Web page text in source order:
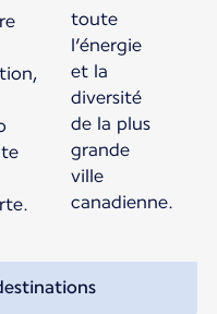
toute
l’énergie
et la
diversité
de la plus
grande
ville
canadienne.